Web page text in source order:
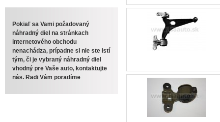
Pokiaľ sa Vami požadovaný
náhradný diel na stránkach
internetového obchodu
nenachádza, prípadne si nie ste istí
tým, či je vybraný náhradný diel
vhodný pre Vaše auto, kontaktujte
nás. Radi Vám poradíme